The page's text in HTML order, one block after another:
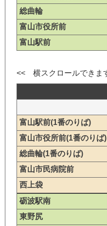
総曲輪
富山市役所前
富山駅前
富山駅前(1番のりば)
富山市役所前(1番のりば)
総曲輪(1番のりば)
富山市民病院前
西上袋
砺波駅南
東野尻